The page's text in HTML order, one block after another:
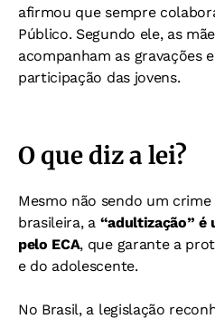
afirmou que sempre
Público. Segundo ele, as
acompanham as gravações
participação das jovens.
O que diz a lei?
Mesmo não sendo um
brasileira, a“adultização” é
pelo ECA, que garante a
e do adolescente.
No Brasil, a legislação